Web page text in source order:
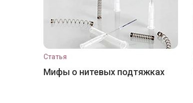
Статья
Мифы о нитевых подтяжках